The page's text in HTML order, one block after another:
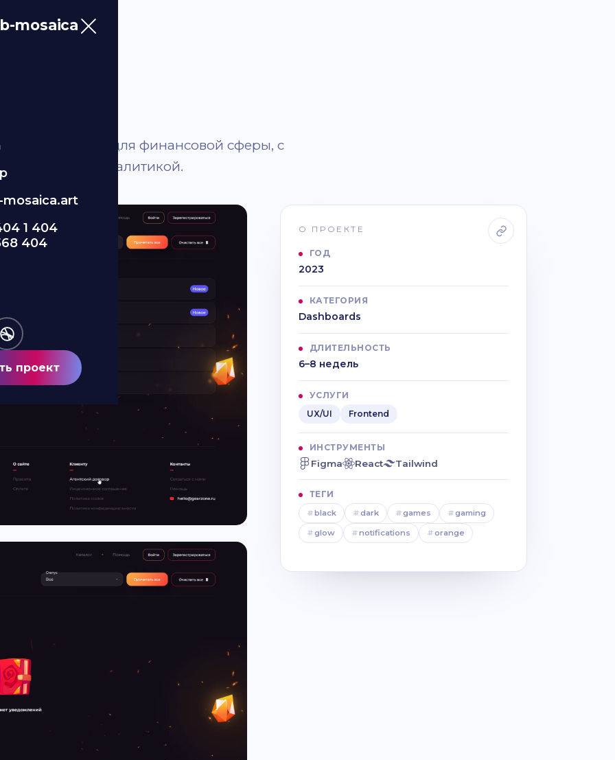
mosaica
1 404
404
проект
приложения для финансовой сферы, с
аналитикой.
О ПРОЕКТЕ
ГОД
2023
КАТЕГОРИЯ
Dashboards
ДЛИТЕЛЬНОСТЬ
6–8 недель
УСЛУГИ
UX/UI
Frontend
ИНСТРУМЕНТЫ
Figma React Tailwind
ТЕГИ
#black #dark #games #gaming
#glow #notifications #orange